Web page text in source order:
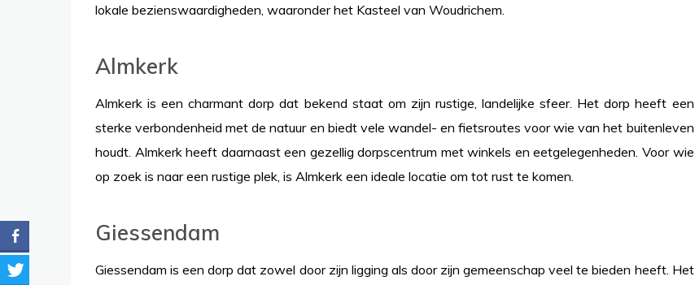
lokale bezienswaardigheden, waaronder het Kasteel van Woudrichem.
Almkerk
Almkerk is een charmant dorp dat bekend staat om zijn rustige, landelijke sfeer. Het dorp heeft een
sterke verbondenheid met de natuur en biedt vele wandel- en fietsroutes voor wie van het buitenleven
houdt. Almkerk heeft daarnaast een gezellig dorpscentrum met winkels en eetgelegenheden. Voor wie
op zoek is naar een rustige plek, is Almkerk een ideale locatie om tot rust te komen.
Giessendam
Giessendam is een dorp dat zowel door zijn ligging als door zijn gemeenschap veel te bieden heeft. Het